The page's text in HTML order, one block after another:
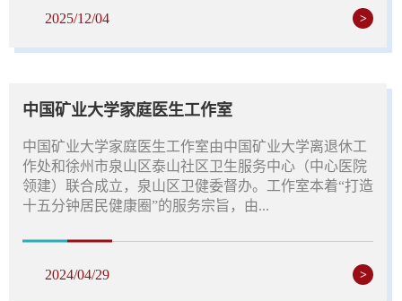
2025/12/04 >
中国矿业大学家庭医生工作室
中国矿业大学家庭医生工作室由中国矿业大学离退休工
作处和徐州市泉山区泰山社区卫生服务中心（中心医院
领建）联合成立，泉山区卫健委督办。工作室本着“打造
十五分钟居民健康圈”的服务宗旨，由...
2024/04/29 >